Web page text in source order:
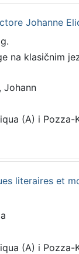
Johanne
na klasičnim
Johann
(A) i Pozza-
literaires et
(A) i Pozza-